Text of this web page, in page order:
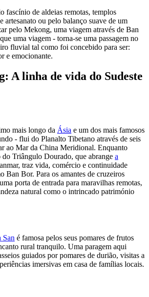
fascínio de aldeias remotas, templos
artesanato ou pelo balanço suave de um
pelo Mekong, uma viagem através de Ban
uma viagem - torna-se uma passagem no
fluvial tal como foi concebido para ser:
e emocionante.
A linha de vida do Sudeste
mais longo da Ásia e um dos mais famosos
- flui do Planalto Tibetano através de seis
ao Mar da China Meridional. Enquanto
do Triângulo Dourado, que abrange a
traz vida, comércio e continuidade
Ban Bor. Para os amantes de cruzeiros
porta de entrada para maravilhas remotas,
natural como o intrincado património
San é famosa pelos seus pomares de frutos
rural tranquilo. Uma paragem aqui
guiados por pomares de durião, visitas a
imersivas em casa de famílias locais.